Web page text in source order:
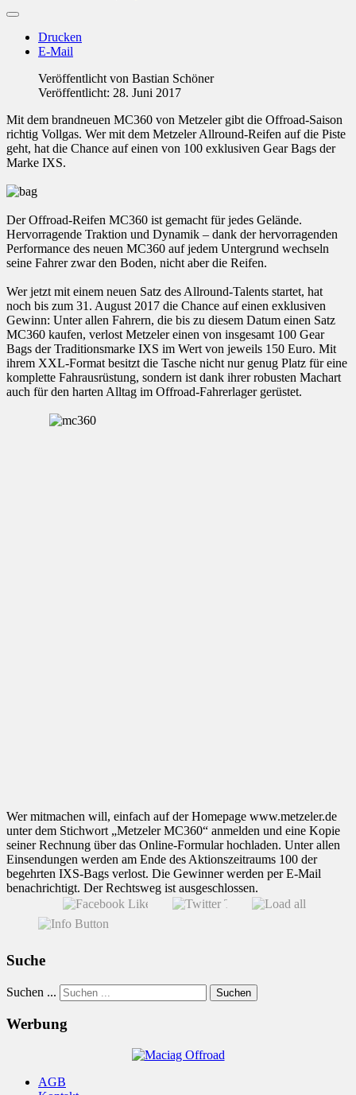
Drucken
E-Mail
Veröffentlicht von Bastian Schöner
Veröffentlicht: 28. Juni 2017
Mit dem brandneuen MC360 von Metzeler gibt die Offroad-Saison
richtig Vollgas. Wer mit dem Metzeler Allround-Reifen auf die Piste
geht, hat die Chance auf einen von 100 exklusiven Gear Bags der
Marke IXS.
Der Offroad-Reifen MC360 ist gemacht für jedes Gelände.
Hervorragende Traktion und Dynamik – dank der hervorragenden
Performance des neuen MC360 auf jedem Untergrund wechseln
seine Fahrer zwar den Boden, nicht aber die Reifen.
Wer jetzt mit einem neuen Satz des Allround-Talents startet, hat
noch bis zum 31. August 2017 die Chance auf einen exklusiven
Gewinn: Unter allen Fahrern, die bis zu diesem Datum einen Satz
MC360 kaufen, verlost Metzeler einen von insgesamt 100 Gear
Bags der Traditionsmarke IXS im Wert von jeweils 150 Euro. Mit
ihrem XXL-Format besitzt die Tasche nicht nur genug Platz für eine
komplette Fahrausrüstung, sondern ist dank ihrer robusten Machart
auch für den harten Alltag im Offroad-Fahrerlager gerüstet.
Wer mitmachen will, einfach auf der Homepage www.metzeler.de
unter dem Stichwort „Metzeler MC360“ anmelden und eine Kopie
seiner Rechnung über das Online-Formular hochladen. Unter allen
Einsendungen werden am Ende des Aktionszeitraums 100 der
begehrten IXS-Bags verlost. Die Gewinner werden per E-Mail
benachrichtigt. Der Rechtsweg ist ausgeschlossen.
Suche
Suchen ... Suchen
Werbung
AGB